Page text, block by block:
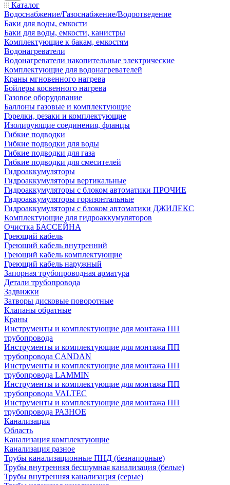
Каталог
Водоснабжение/Газоснабжение/Водоотведение
Баки для воды, емкости
Баки для воды, емкости, канистры
Комплектующие к бакам, емкостям
Водонагреватели
Водонагреватели накопительные электрические
Комплектующие для водонагревателей
Краны мгновенного нагрева
Бойлеры косвенного нагрева
Газовое оборудование
Баллоны газовые и комплектующие
Горелки, резаки и комплектующие
Изолирующие соединения, фланцы
Гибкие подводки
Гибкие подводки для воды
Гибкие подводки для газа
Гибкие подводки для смесителей
Гидроаккумуляторы
Гидроаккумуляторы вертикальные
Гидроаккумуляторы с блоком автоматики ПРОЧИЕ
Гидроаккумуляторы горизонтальные
Гидроаккумуляторы с блоком автоматики ДЖИЛЕКС
Комплектующие для гидроаккумуляторов
Очистка БАССЕЙНА
Греющий кабель
Греющий кабель внутренний
Греющий кабель комплектующие
Греющий кабель наружный
Запорная трубопроводная арматура
Детали трубопровода
Задвижки
Затворы дисковые поворотные
Клапаны обратные
Краны
Инструменты и комплектующие для монтажа ПП
трубопровода
Инструменты и комплектующие для монтажа ПП
трубопровода CANDAN
Инструменты и комплектующие для монтажа ПП
трубопровода LAMMIN
Инструменты и комплектующие для монтажа ПП
трубопровода VALTEC
Инструменты и комплектующие для монтажа ПП
трубопровода РАЗНОЕ
Канализация
Область
Канализация комплектующие
Канализация разное
Трубы канализационные ПНД (безнапорные)
Трубы внутренняя бесшумная канализация (белые)
Трубы внутренняя канализация (серые)